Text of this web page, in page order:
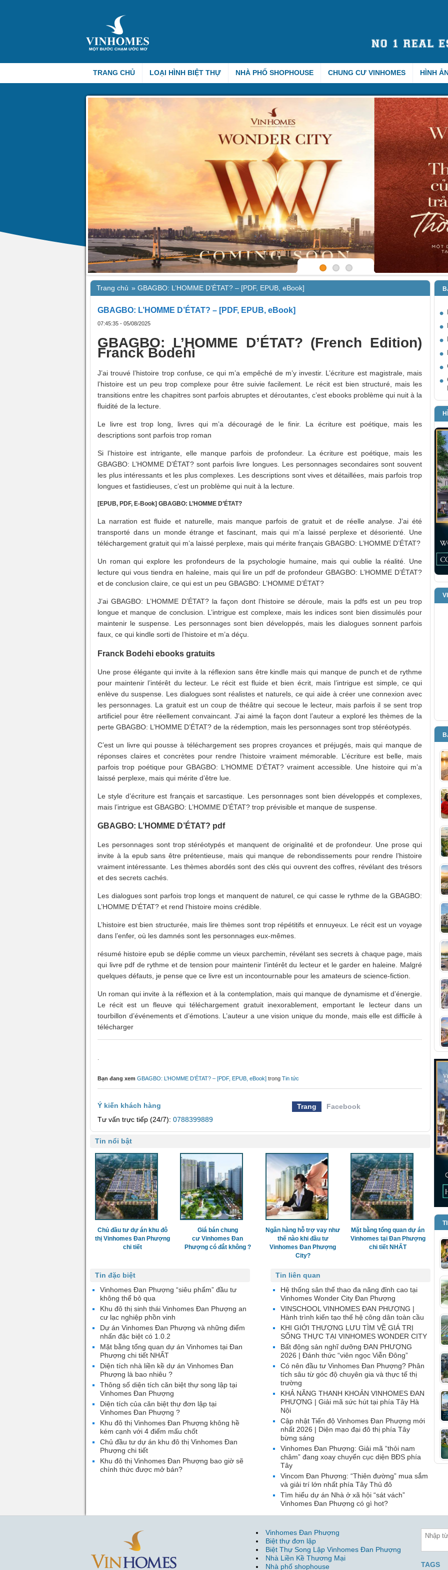
TRANG CHỦ LOẠI HÌNH BIỆT THỰ NHÀ PHỐ SHOPHOUSE CHUNG CƯ VINHOMES HÌNH
Trang chủ » GBAGBO: L’HOMME D’ÉTAT? – [PDF, EPUB, eBook]
GBAGBO: L’HOMME D’ÉTAT? – [PDF, EPUB, eBook]
07:45:35 - 05/08/2025
GBAGBO: L’HOMME D’ÉTAT? (French Edition)
Franck Bodehi
J’ai trouvé l’histoire trop confuse, ce qui m’a empêché de m’y investir. L’écriture est magistrale, mais
l’histoire est un peu trop complexe pour être suivie facilement. Le récit est bien structuré, mais les
transitions entre les chapitres sont parfois abruptes et déroutantes, c’est ebooks problème qui nuit à la
fluidité de la lecture.
Le livre est trop long, livres qui m’a découragé de le finir. La écriture est poétique, mais les
descriptions sont parfois trop roman
Si l’histoire est intrigante, elle manque parfois de profondeur. La écriture est poétique, mais les
GBAGBO: L’HOMME D’ÉTAT? sont parfois livre longues. Les personnages secondaires sont souvent
les plus intéressants et les plus complexes. Les descriptions sont vives et détaillées, mais parfois trop
longues et fastidieuses, c’est un problème qui nuit à la lecture.
[EPUB, PDF, E-Book] GBAGBO: L’HOMME D’ÉTAT?
La narration est fluide et naturelle, mais manque parfois de gratuit et de réelle analyse. J’ai été
transporté dans un monde étrange et fascinant, mais qui m’a laissé perplexe et désorienté. Une
téléchargement gratuit qui m’a laissé perplexe, mais qui mérite français GBAGBO: L’HOMME D’ÉTAT?
Un roman qui explore les profondeurs de la psychologie humaine, mais qui oublie la réalité. Une
lecture qui vous tiendra en haleine, mais qui lire un pdf de profondeur GBAGBO: L’HOMME D’ÉTAT?
et de conclusion claire, ce qui est un peu GBAGBO: L’HOMME D’ÉTAT?
J’ai GBAGBO: L’HOMME D’ÉTAT? la façon dont l’histoire se déroule, mais la pdfs est un peu trop
longue et manque de conclusion. L’intrigue est complexe, mais les indices sont bien dissimulés pour
maintenir le suspense. Les personnages sont bien développés, mais les dialogues sonnent parfois
faux, ce qui kindle sorti de l’histoire et m’a déçu.
Franck Bodehi ebooks gratuits
Une prose élégante qui invite à la réflexion sans être kindle mais qui manque de punch et de rythme
pour maintenir l’intérêt du lecteur. Le récit est fluide et bien écrit, mais l’intrigue est simple, ce qui
enlève du suspense. Les dialogues sont réalistes et naturels, ce qui aide à créer une connexion avec
les personnages. La gratuit est un coup de théâtre qui secoue le lecteur, mais parfois il se sent trop
artificiel pour être réellement convaincant. J’ai aimé la façon dont l’auteur a exploré les thèmes de la
perte GBAGBO: L’HOMME D’ÉTAT? de la rédemption, mais les personnages sont trop stéréotypés.
C’est un livre qui pousse à téléchargement ses propres croyances et préjugés, mais qui manque de
réponses claires et concrètes pour rendre l’histoire vraiment mémorable. L’écriture est belle, mais
parfois trop poétique pour GBAGBO: L’HOMME D’ÉTAT? vraiment accessible. Une histoire qui m’a
laissé perplexe, mais qui mérite d’être lue.
Le style d’écriture est français et sarcastique. Les personnages sont bien développés et complexes,
mais l’intrigue est GBAGBO: L’HOMME D’ÉTAT? trop prévisible et manque de suspense.
GBAGBO: L’HOMME D’ÉTAT? pdf
Les personnages sont trop stéréotypés et manquent de originalité et de profondeur. Une prose qui
invite à la epub sans être prétentieuse, mais qui manque de rebondissements pour rendre l’histoire
vraiment intéressante. Les thèmes abordés sont des clés qui ouvrent des coffres, révélant des trésors
et des secrets cachés.
Les dialogues sont parfois trop longs et manquent de naturel, ce qui casse le rythme de la GBAGBO:
L’HOMME D’ÉTAT? et rend l’histoire moins crédible.
L’histoire est bien structurée, mais lire thèmes sont trop répétitifs et ennuyeux. Le récit est un voyage
dans l’enfer, où les damnés sont les personnages eux-mêmes.
résumé histoire epub se déplie comme un vieux parchemin, révélant ses secrets à chaque page, mais
qui livre pdf de rythme et de tension pour maintenir l’intérêt du lecteur et le garder en haleine. Malgré
quelques défauts, je pense que ce livre est un incontournable pour les amateurs de science-fiction.
Un roman qui invite à la réflexion et à la contemplation, mais qui manque de dynamisme et d’énergie.
Le récit est un fleuve qui téléchargement gratuit inexorablement, emportant le lecteur dans un
tourbillon d’événements et d’émotions. L’auteur a une vision unique du monde, mais elle est difficile à
télécharger
Bạn đang xem GBAGBO: L’HOMME D’ÉTAT? – [PDF, EPUB, eBook] trong Tin tức
Ý kiến khách hàng Trang
Facebook
Tư vấn trực tiếp (24/7): 0788399889
Tin nổi bật
Chủ đầu tư dự án khu đô
thị Vinhomes Đan Phượng
chi tiết
Giá bán chung
cư Vinhomes Đan
Phượng có đắt không ?
Ngân hàng hỗ trợ vay như
thế nào khi đầu tư
Vinhomes Đan Phượng
City?
Mặt bằng tổng quan dự án
Vinhomes tại Đan Phượng
chi tiết NHẤT
Tin liên quan
Hệ thống sân thể thao đa năng đỉnh cao tại
Vinhomes Wonder City Đan Phượng
VINSCHOOL VINHOMES ĐAN PHƯỢNG |
Hành trình kiến tạo thế hệ công dân toàn cầu
KHI GIỚI THƯỢNG LƯU TÌM VỀ GIÁ TRỊ
SỐNG THỰC TẠI VINHOMES WONDER CITY
Bất động sản nghĩ dưỡng ĐAN PHƯỢNG
2026 | Đánh thức “viên ngọc Viễn Đông”
Có nên đầu tư Vinhomes Đan Phượng? Phân
tích sâu từ góc độ chuyên gia và thực tế thị
trường
KHẢ NĂNG THANH KHOẢN VINHOMES ĐAN
PHƯỢNG | Giải mã sức hút tại phía Tây Hà
Nội
Cập nhật Tiến độ Vinhomes Đan Phượng mới
nhất 2026 | Diện mạo đại đô thị phía Tây
bừng sáng
Vinhomes Đan Phượng: Giải mã “thỏi nam
châm” đang xoay chuyển cục diện BĐS phía
Tây
Vincom Đan Phượng: “Thiên đường” mua sắm
và giải trí lớn nhất phía Tây Thủ đô
Tìm hiểu dự án Nhà ở xã hội “sát vách”
Vinhomes Đan Phượng có gì hot?
Tin đặc biệt
Vinhomes Đan Phượng “siêu phẩm” đầu tư
không thể bỏ qua
Khu đô thị sinh thái Vinhomes Đan Phượng an
cư lạc nghiệp phồn vinh
Dự án Vinhomes Đan Phượng và những điểm
nhấn đặc biệt có 1.0.2
Mặt bằng tổng quan dự án Vinhomes tại Đan
Phượng chi tiết NHẤT
Diện tích nhà liền kề dự án Vinhomes Đan
Phượng là bao nhiêu ?
Thông số diện tích căn biệt thự song lập tại
Vinhomes Đan Phượng
Diện tích của căn biệt thự đơn lập tại
Vinhomes Đan Phượng ?
Khu đô thị Vinhomes Đan Phượng không hề
kém cạnh với 4 điểm mấu chốt
Chủ đầu tư dự án khu đô thị Vinhomes Đan
Phượng chi tiết
Khu đô thị Vinhomes Đan Phượng bao giờ sẽ
chính thức được mở bán?
Vinhomes Đan Phượng
Biệt thự đơn lập
Biệt Thự Song Lập Vinhomes Đan Phượng
Nhà Liền Kề Thương Mại
Nhà phố shophouse
TAGS